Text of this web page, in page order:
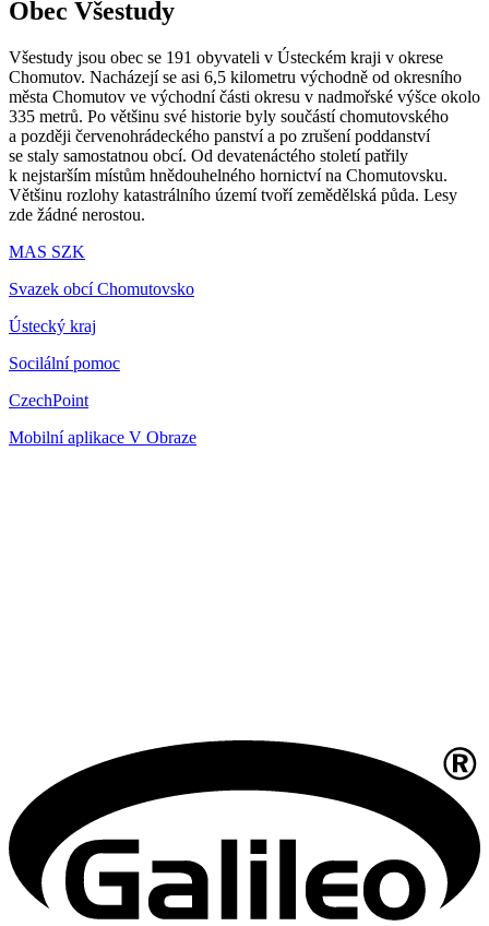
Obec Všestudy
Všestudy jsou obec se 191 obyvateli v Ústeckém kraji v okrese
Chomutov. Nacházejí se asi 6,5 kilometru východně od okresního
města Chomutov ve východní části okresu v nadmořské výšce okolo
335 metrů. Po většinu své historie byly součástí chomutovského
a později červenohrádeckého panství a po zrušení poddanství
se staly samostatnou obcí. Od devatenáctého století patřily
k nejstarším místům hnědouhelného hornictví na Chomutovsku.
Většinu rozlohy katastrálního území tvoří zemědělská půda. Lesy
zde žádné nerostou.
MAS SZK
Svazek obcí Chomutovsko
Ústecký kraj
Socilální pomoc
CzechPoint
Mobilní aplikace V Obraze